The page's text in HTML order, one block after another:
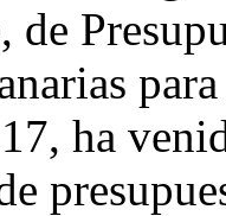
de
ha